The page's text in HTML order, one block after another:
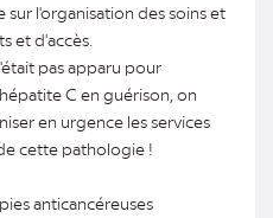
l'organisation des soins et
et d'accès.
pas apparu pour
C en guérison, on
en urgence les services
cette pathologie !
anticancéreuses